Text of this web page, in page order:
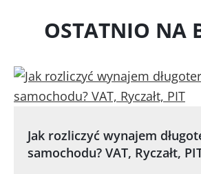
OSTATNIO NA
Jak rozliczyć wynajem
samochodu? VAT, Ryczałt,